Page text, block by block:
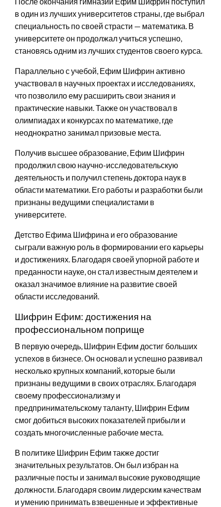
в один из лучших университетов страны, где выбрал
специальность по своей страсти — математика. В
университете он продолжал учиться успешно,
становясь одним из лучших студентов своего курса.
Параллельно с учебой, Ефим Шифрин активно
участвовал в научных проектах и исследованиях,
что позволило ему расширить свои знания и
практические навыки. Также он участвовал в
олимпиадах и конкурсах по математике, где
неоднократно занимал призовые места.
Получив высшее образование, Ефим Шифрин
продолжил свою научно-исследовательскую
деятельность и получил степень доктора наук в
области математики. Его работы и разработки были
признаны ведущими специалистами в
университете.
Детство Ефима Шифрина и его образование
сыграли важную роль в формировании его карьеры
и достижениях. Благодаря своей упорной работе и
преданности науке, он стал известным деятелем и
оказал значимое влияние на развитие своей
области исследований.
Шифрин Ефим: достижения на
профессиональном поприще
В первую очередь, Шифрин Ефим достиг больших
успехов в бизнесе. Он основал и успешно развивал
несколько крупных компаний, которые были
признаны ведущими в своих отраслях. Благодаря
своему профессионализму и
предпринимательскому таланту, Шифрин Ефим
смог добиться высоких показателей прибыли и
создать многочисленные рабочие места.
В политике Шифрин Ефим также достиг
значительных результатов. Он был избран на
различные посты и занимал высокие руководящие
должности. Благодаря своим лидерским качествам
и умению принимать взвешенные и эффективные